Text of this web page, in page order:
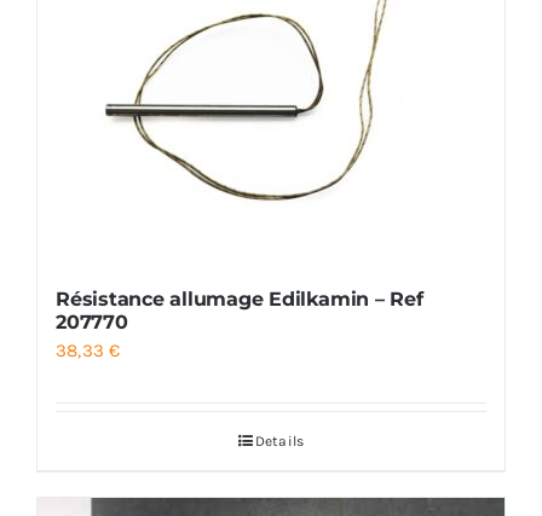
Résistance allumage Edilkamin – Ref
207770
38,33€
Details